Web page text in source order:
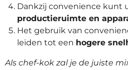
Dankzij convenience kunt
productieruimte en
Het gebruik van
leiden tot een hogere
Als chef-kok zal je de juiste